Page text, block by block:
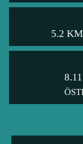
5.2 KM